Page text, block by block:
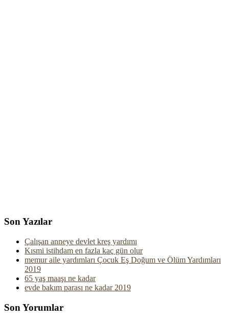
Son Yazılar
Çalışan anneye devlet kreş yardımı
Kısmi istihdam en fazla kaç gün olur
memur aile yardımları Çocuk Eş Doğum ve Ölüm Yardımları
2019
65 yaş maaşı ne kadar
evde bakım parası ne kadar 2019
Son Yorumlar